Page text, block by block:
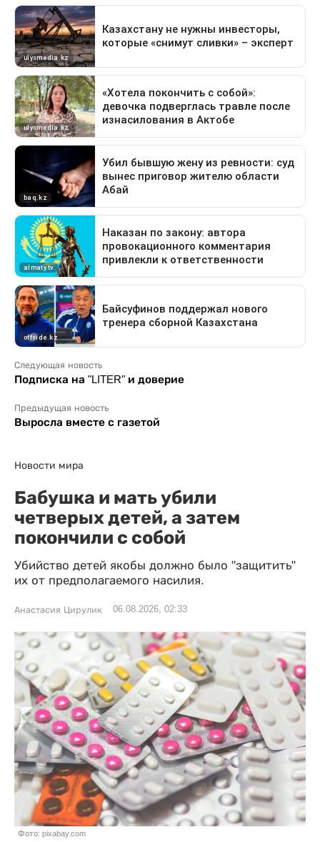
Следующая новость
Подписка на "LITER" и доверие
Предыдущая новость
Выросла вместе с газетой
Новости мира
Бабушка и мать убили
четверых детей, а затем
покончили с собой
Убийство детей якобы должно было "защитить"
их от предполагаемого насилия.
Анастасия Цирулик 06.08.2026, 02:33
Фото: pixabay.com